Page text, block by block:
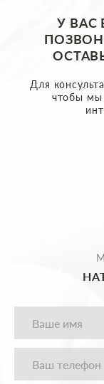
У ВАС
Для
чтобы мы